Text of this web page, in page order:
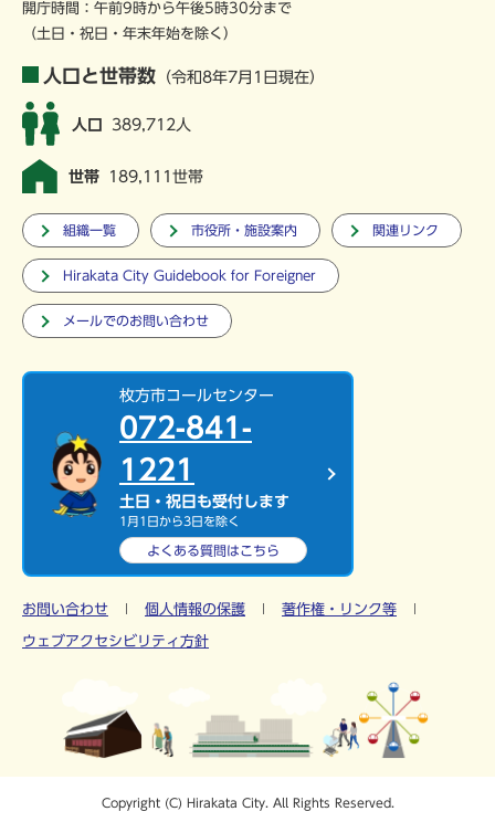
開庁時間：午前9時から午後5時30分まで
（土日・祝日・年末年始を除く）
人口と世帯数 （令和8年7月1日現在）
人口 389,712人
世帯 189,111世帯
組織一覧 市役所・施設案内 関連リンク
Hirakata City Guidebook for Foreigner
メールでのお問い合わせ
枚方市コールセンター
072-841-
1221
土日・祝日も受付します
1月1日から3日を除く
よくある質問はこちら
お問い合わせ 個人情報の保護 著作権・リンク等
ウェブアクセシビリティ方針
Copyright (C) Hirakata City. All Rights Reserved.